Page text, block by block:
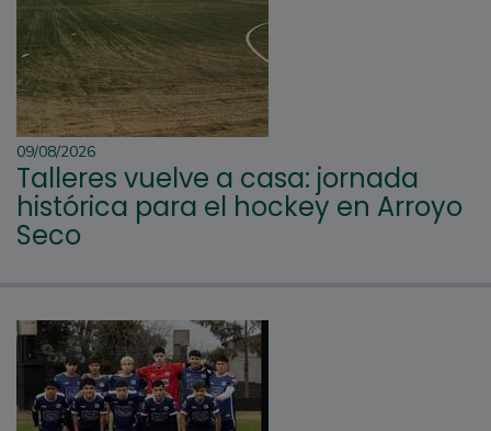
09/08/2026
Talleres vuelve a casa: jornada
histórica para el hockey en Arroyo
Seco